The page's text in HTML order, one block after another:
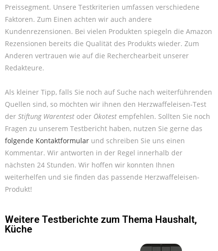
Preissegment. Unsere Testkriterien umfassen verschiedene
Faktoren. Zum Einen achten wir auch andere
Kundenrezensionen. Bei vielen Produkten spiegeln die Amazon
Rezensionen bereits die Qualität des Produkts wieder. Zum
Anderen vertrauen wie auf die Recherchearbeit unserer
Redakteure.
Als kleiner Tipp, falls Sie noch auf Suche nach weiterführenden
Quellen sind, so möchten wir ihnen den Herzwaffeleisen-Test
der Stiftung Warentest oder Ökotest empfehlen. Sollten Sie noch
Fragen zu unserem Testbericht haben, nutzen Sie gerne das
folgende Kontaktformular und schreiben Sie uns einen
Kommentar. Wir antworten in der Regel innerhalb der
nächsten 24 Stunden. Wir hoffen wir konnten Ihnen
weiterhelfen und sie finden das passende Herzwaffeleisen-
Produkt!
Weitere Testberichte zum Thema Haushalt,
Küche